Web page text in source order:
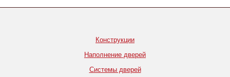
Конструкции
Наполнение дверей
Системы дверей